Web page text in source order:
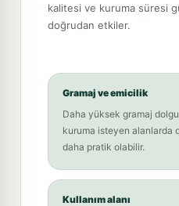
kalitesi ve kuruma süresi
doğrudan etkiler.
Gramaj ve emicilik
Daha yüksek gramaj
kuruma isteyen alanlarda
daha pratik olabilir.
Kullanım alanı